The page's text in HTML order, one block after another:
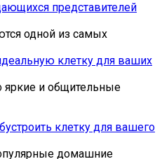
представителей
одной из самых
клетку для ваших
яркие и общительные
клетку для вашего
домашние